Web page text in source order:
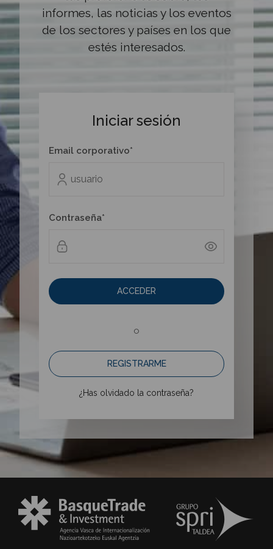
informes, las noticias y los eventos
de los sectores y países en los que
estés interesados.
Iniciar sesión
Email corporativo*
Contraseña*
ACCEDER
o
REGISTRARME
¿Has olvidado la contraseña?